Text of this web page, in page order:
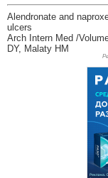
Alendronate and
ulcers
Arch Intern Med /
DY, Malaty HM